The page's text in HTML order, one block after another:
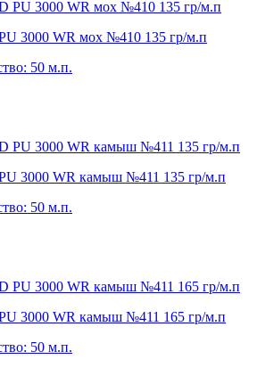
3000 WR мох №410 135 гр/м.п
50 м.п.
3000 WR камыш №411 135 гр/м.п
50 м.п.
3000 WR камыш №411 165 гр/м.п
50 м.п.